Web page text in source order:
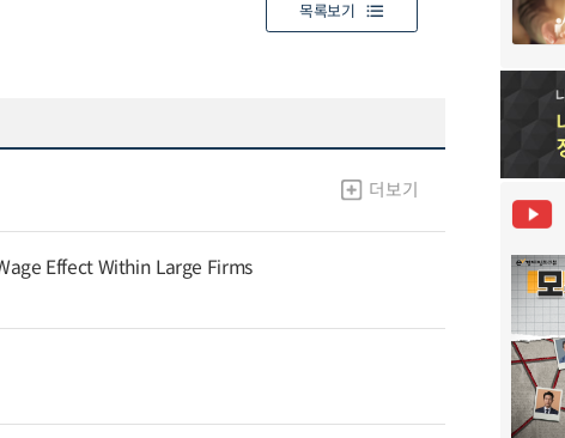
목록보기
더보기
Effect Within Large Firms